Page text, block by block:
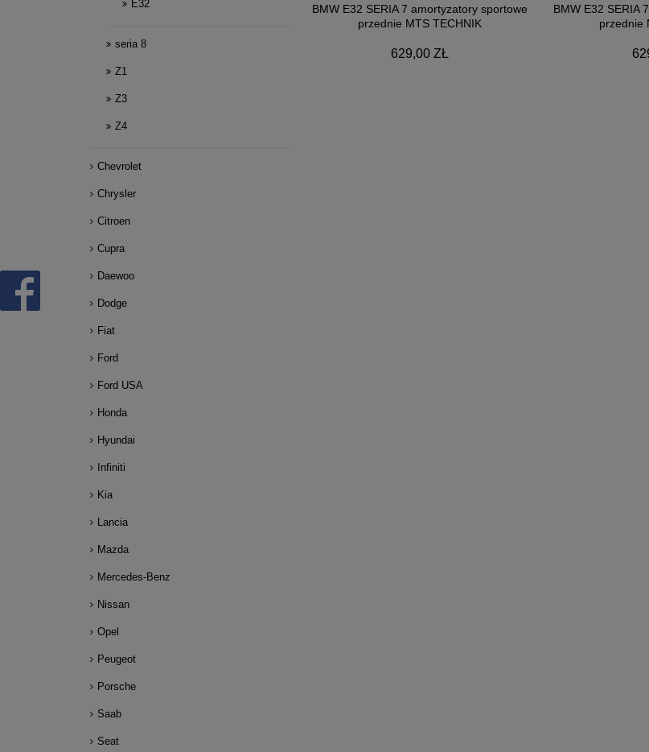
E32
seria 8
Z1
Z3
Z4
Chevrolet
Chrysler
Citroen
Cupra
Daewoo
Dodge
Fiat
Ford
Ford USA
Honda
Hyundai
Infiniti
Kia
Lancia
Mazda
Mercedes-Benz
Nissan
Opel
Peugeot
Porsche
Saab
Seat
BMW E32 SERIA 7 amortyzatory sportowe
przednie MTS TECHNIK
629,00 ZŁ
BMW E32 SERIA
przednie